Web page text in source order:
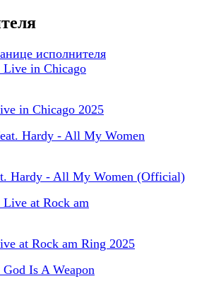
исполнителя
in Chicago 2025
Hardy - All My Women (Official)
at Rock am Ring 2025